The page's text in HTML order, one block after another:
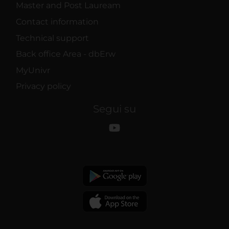
Master and Post Lauream
Contact information
Technical support
Back office Area - dbErw
MyUnivr
Privacy policy
Segui su